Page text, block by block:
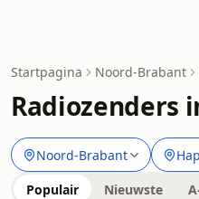
Startpagina Noord-Brabant
Radiozenders
Noord-Brabant
Populair Nieuwste